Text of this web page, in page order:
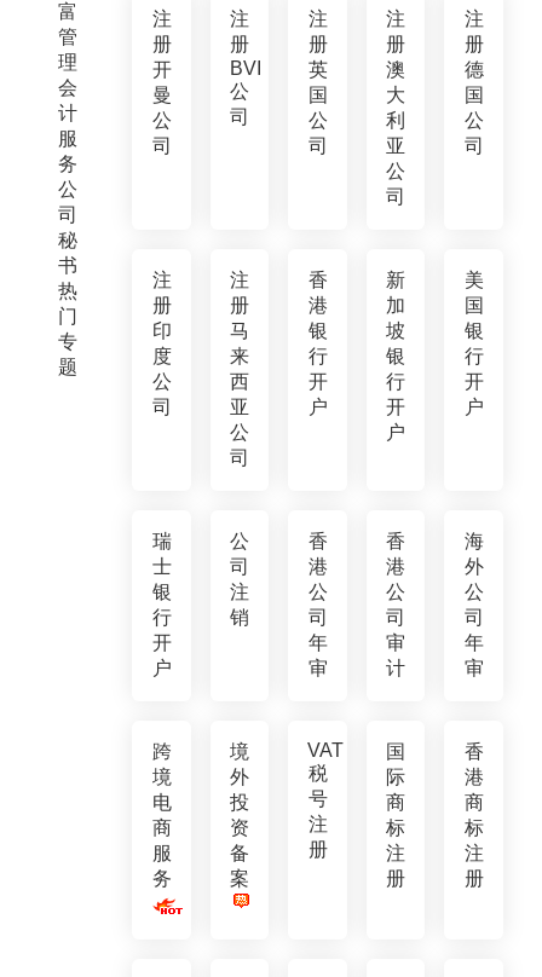
富
管
理
会
计
服
务
公
司
秘
书
热
门
专
题
注
册
开
曼
公
司
注
册
BVI
公
司
注
册
英
国
公
司
注
册
澳
大
利
亚
公
司
注
册
德
国
公
司
注
册
印
度
公
司
注
册
马
来
西
亚
公
司
香
港
银
行
开
户
新
加
坡
银
行
开
户
美
国
银
行
开
户
瑞
士
银
行
开
户
公
司
注
销
香
港
公
司
年
审
香
港
公
司
审
计
海
外
公
司
年
审
跨
境
电
商
服
务
境
外
投
资
备
案
VAT
税
号
注
册
国
际
商
标
注
册
香
港
商
标
注
册